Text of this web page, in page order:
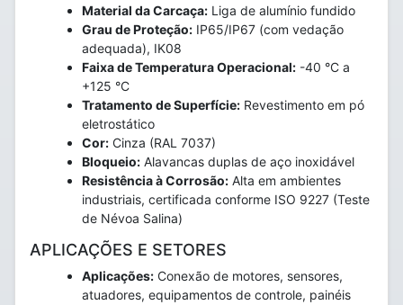
Material da Carcaça: Liga de alumínio fundido
Grau de Proteção: IP65/IP67 (com vedação
adequada), IK08
Faixa de Temperatura Operacional: -40 °C a
+125 °C
Tratamento de Superfície: Revestimento em pó
eletrostático
Cor: Cinza (RAL 7037)
Bloqueio: Alavancas duplas de aço inoxidável
Resistência à Corrosão: Alta em ambientes
industriais, certificada conforme ISO 9227 (Teste
de Névoa Salina)
APLICAÇÕES E SETORES
Aplicações: Conexão de motores, sensores,
atuadores, equipamentos de controle, painéis